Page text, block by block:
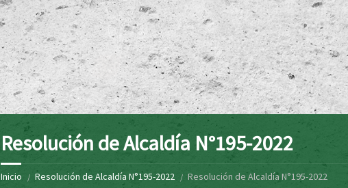
Resolución de Alcaldía N°195-2022
Inicio Resolución de Alcaldía N°195-2022 Resolución de Alcaldía N°195-2022